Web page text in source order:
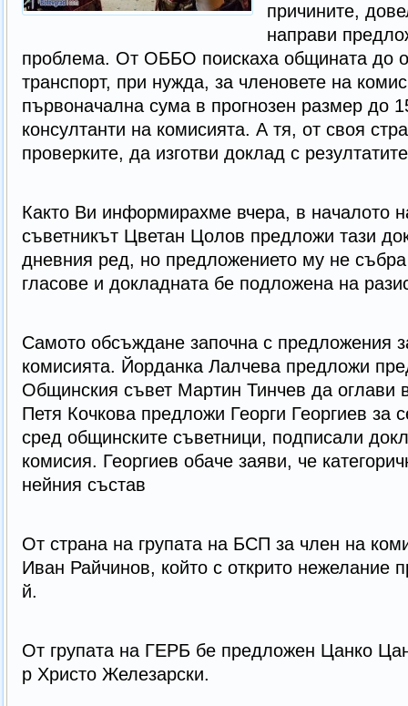
причините,
направи
проблема. От ОББО поискаха общината до
транспорт, при нужда, за членовете на
първоначална сума в прогнозен размер до
консултанти на комисията. А тя, от своя
проверките, да изготви доклад с
Както Ви информирахме вчера, в началото
съветникът Цветан Цолов предложи тази
дневния ред, но предложението му не
гласове и докладната бе подложена на
Самото обсъждане започна с предложения
комисията. Йорданка Лалчева предложи
Общинския съвет Мартин Тинчев да оглави
Петя Кочкова предложи Георги Георгиев за
сред общинските съветници, подписали
комисия. Георгиев обаче заяви, че
нейния състав
От страна на групата на БСП за член на
Иван Райчинов, който с открито нежелание
й.
От групата на ГЕРБ бе предложен Цанко
р Христо Железарски.